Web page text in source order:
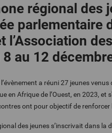
régional des
parlementaire
l’Association
8 au 12
a réuni 27 jeunes
en Afrique de l’Ouest, en 2023,
ont pour objectif de
des jeunes s’inscrivait dans la